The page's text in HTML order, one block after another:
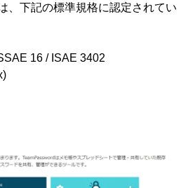
、下記の標準規格に認定されてい
16 / ISAE 3402